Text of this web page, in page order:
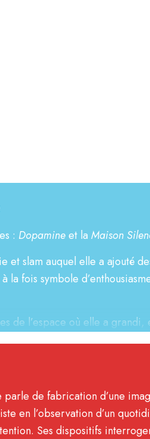
: Dopamineet la Maison
et slam auquel elle a ajouté
fois symbole
de l’espace où elle a
de fabrication d’une
en l’observation d’un
Ses dispositifs